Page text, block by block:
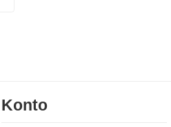
Konto